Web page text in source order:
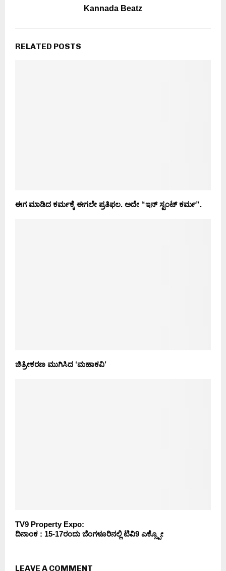
Kannada Beatz
RELATED POSTS
ಈಗ ಮಾಡಿದ ಕರ್ಮಕ್ಕೆ ಈಗಲೇ ಪ್ರತಿಫಲ. ಅದೇ “ಇನ್ ಸ್ಟಂಟ್ ಕರ್ಮ”.
ಚಿತ್ರೀಕರಣ ಮುಗಿಸಿದ ‘ಮಹಾಕವಿ’
TV9 Property Expo:
ದಿನಾಂಕ : 15-17ರಂದು ಬೆಂಗಳೂರಿನಲ್ಲಿ ಟಿವಿ9 ಎಕ್ಸ್ಪೋ
LEAVE A COMMENT